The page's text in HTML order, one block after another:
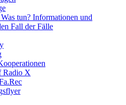
tun? Informationen und
Fall der Fälle
Radio X